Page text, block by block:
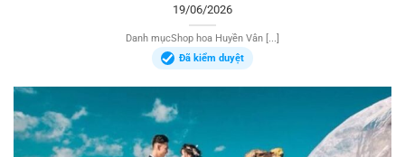
19/06/2026
Danh mụcShop hoa Huyền Vân [...]
Đã kiểm duyệt